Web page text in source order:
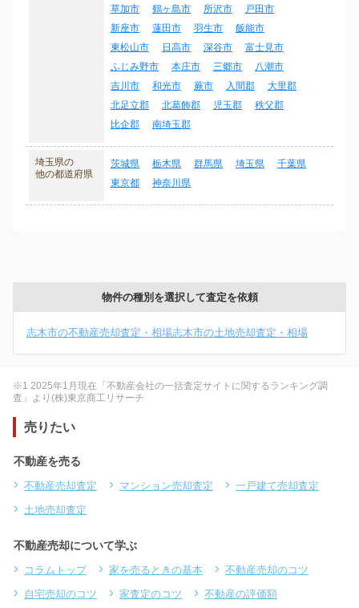
草加市
鶴ヶ島市 所沢市
戸田市
新座市
蓮田市 羽生市
飯能市
東松山市
日高市 深谷市
富士見市
ふじみ野市
本庄市 三郷市
八潮市
吉川市
和光市 蕨市 入間郡
大里郡
北足立郡
北葛飾郡 児玉郡
秩父郡
比企郡
南埼玉郡
埼玉県の
他の都道府県
茨城県 栃木県 群馬県 埼玉県
千葉県
東京都
神奈川県
物件の種別を選択して査定を依頼
志木市の不動産売却査定・相場志木市の土地売却査定・相場
※1 2025年1月現在「不動産会社の一括査定サイトに関するランキング調
査」より(株)東京商工リサーチ
売りたい
不動産を売る
不動産売却査定 マンション売却査定
一戸建て売却査定
土地売却査定
不動産売却について学ぶ
コラムトップ 家を売るときの基本
不動産売却のコツ
自宅売却のコツ
家査定のコツ 不動産の評価額